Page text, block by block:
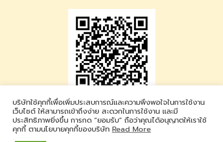
บริษัทใช้คุกกี้เพื่อเพิ่มประสบการณ์และความพึงพอใจในการใช้งาน
เว็บไซต์ ให้สามารถเข้าถึงง่าย สะดวกในการใช้งาน และมี
ประสิทธิภาพยิ่งขึ้น การกด “ยอมรับ” ถือว่าคุณได้อนุญาตให้เราใช้
คุกกี้ ตามนโยบายคุกกี้ของบริษัท Read More
Vinito Travel
LINE ID : @vinitotravel